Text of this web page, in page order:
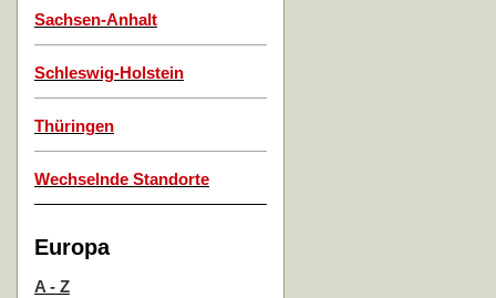
Sachsen-Anhalt
Schleswig-Holstein
Thüringen
Wechselnde Standorte
Europa
A - Z